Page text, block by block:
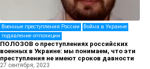
Военные преступления России
Война в Украине
подавление оппозиции
ПОЛОЗОВ о преступлениях российских
военных в Украине: мы понимаем, что эти
преступления не имеют сроков давности
27 сентября, 2023